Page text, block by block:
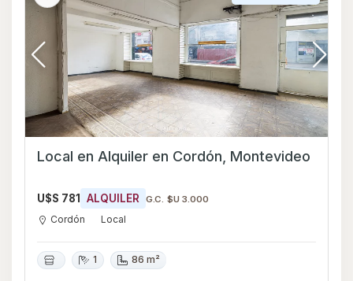
Local en Alquiler en Cordón, Montevideo
U$S 781 ALQUILER G.C. $U 3.000
Cordón Local
1 86 m²